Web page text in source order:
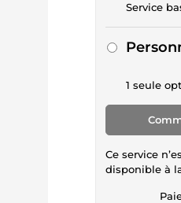
Service
1 seule
Ce service
disponible à